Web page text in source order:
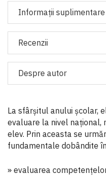
Informaţii suplimentare
Recenzii
Despre autor
La sfârşitul anului şcolar,
evaluare la nivel naţional,
elev. Prin aceasta se
fundamentale dobândite
» evaluarea